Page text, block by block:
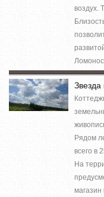
воздух.
Рядом
всего в
На
магазин